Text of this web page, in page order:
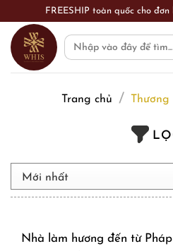
content
FREESHIP toàn quốc cho
Search
for:
Trang chủ / Thương
Nhà làm hương đến từ